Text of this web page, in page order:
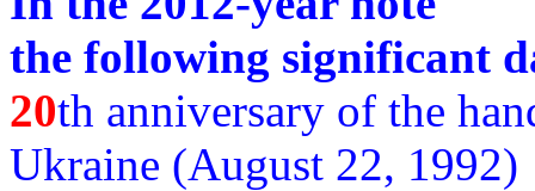
the following significant
20th anniversary of the
Ukraine (August 22, 1992)